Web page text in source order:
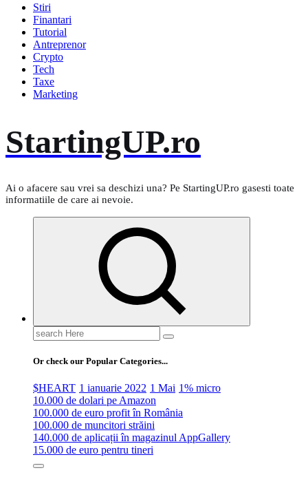
Stiri
Finantari
Tutorial
Antreprenor
Crypto
Tech
Taxe
Marketing
StartingUP.ro
Ai o afacere sau vrei sa deschizi una? Pe StartingUP.ro gasesti toate
informatiile de care ai nevoie.
Search
for:
Or check our Popular Categories...
$HEART 1 ianuarie 2022 1 Mai 1% micro
10.000 de dolari pe Amazon
100.000 de euro profit în România
100.000 de muncitori străini
140.000 de aplicații în magazinul AppGallery
15.000 de euro pentru tineri